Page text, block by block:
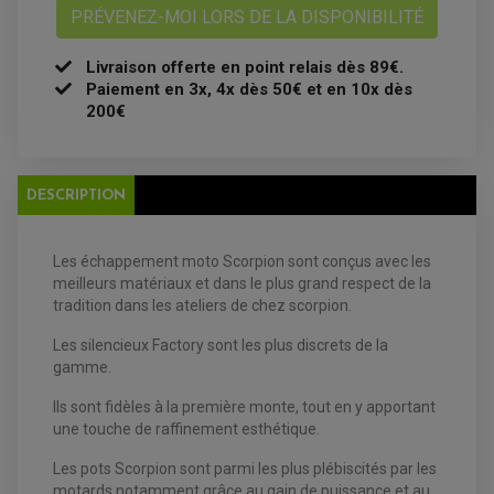
BOUGIE NGK
FILTRE A AIR
FILTRE A HUILE
OUTILLAGE
PRODUIT D'ENTRETIEN
EQUIPEMENT ELECTRIQUE QUAD / SSV
ACCESSOIRES ELECTRIQUE QUAD / SSV
CHARGEUR DE BATTERIE QUAD / SSV
COMPTEUR QUAD / SSV
CONTACTEUR A CLÉ QUAD
ECLAIRAGE LED / HALOGÈNE
STATOR ET REDRESSEUR / REGULATEUR
VENTILATEUR DE RADIATEUR
PRÉVENEZ-MOI LORS DE LA DISPONIBILITÉ
Livraison offerte en point relais dès 89€.
Paiement en 3x, 4x dès 50€ et en 10x dès
200€
DESCRIPTION
Les échappement moto Scorpion sont conçus avec les
meilleurs matériaux et dans le plus grand respect de la
tradition dans les ateliers de chez scorpion.
Les silencieux Factory sont les plus discrets de la
gamme.
Ils sont fidèles à la première monte, tout en y apportant
une touche de raffinement esthétique.
Les pots Scorpion sont parmi les plus plébiscités par les